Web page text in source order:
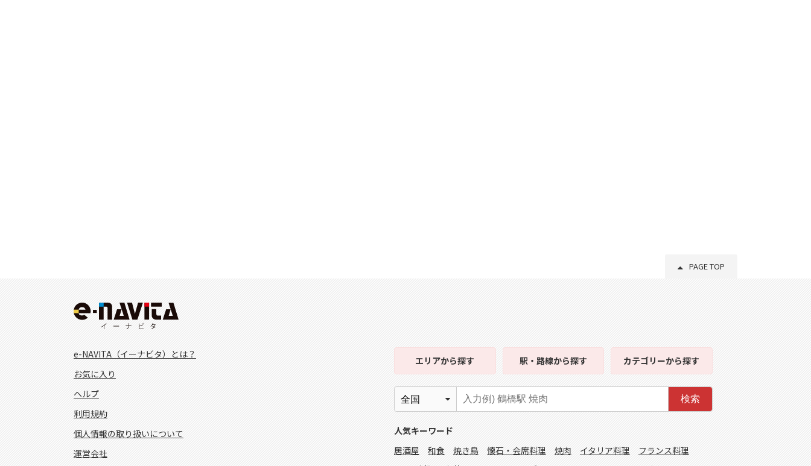
PAGE TOP
e-NAVITA（イーナビタ）とは？
お気に入り
ヘルプ
利用規約
個人情報の取り扱いについて
運営会社
エリアから探す 駅・路線から探す カテゴリーから探す
検索
人気キーワード
居酒屋
和食 焼き鳥 懐石・会席料理 焼肉 イタリア料理
フランス料理